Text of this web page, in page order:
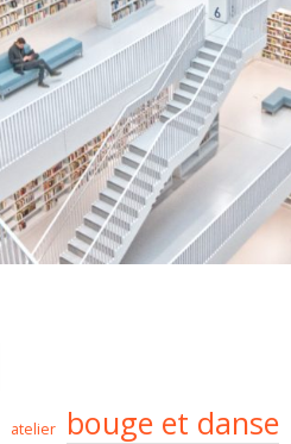
atelier bouge et danse